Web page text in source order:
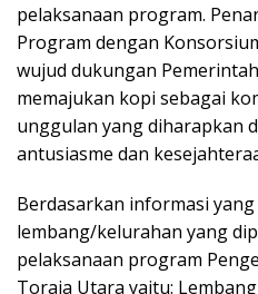
pelaksanaan program.
Program dengan
wujud dukungan
memajukan kopi sebagai
unggulan yang diharapkan
antusiasme dan
Berdasarkan informasi
lembang/kelurahan yang
pelaksanaan program
Toraja Utara yaitu: